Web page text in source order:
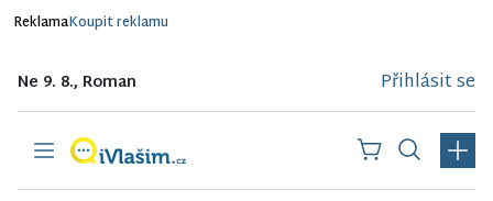
ReklamaKoupit reklamu
Ne 9. 8., Roman Přihlásit se